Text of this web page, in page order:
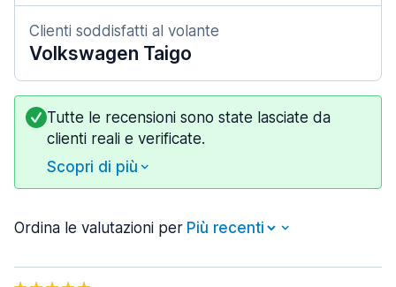
Clienti soddisfatti al volante
Volkswagen Taigo
Tutte le recensioni sono state lasciate da
clienti reali e verificate.
Scopri di più
Ordina le valutazioni per